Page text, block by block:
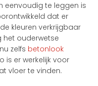
eenvoudig te leggen is
dat er
kleuren verkrijgbaar
het ouderwetse
zelfs betonlook
is er werkelijk voor
vloer te vinden.